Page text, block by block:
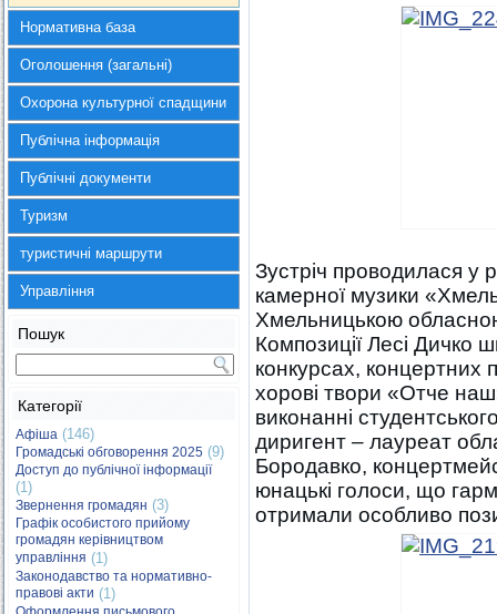
Нормативна база
Оголошення (загальні)
Охорона культурної спадщини
Публічна інформація
Публічні документи
Туризм
туристичні маршрути
Управління
Пошук
Категорії
Афіша (146)
Громадські обговорення 2025 (9)
Доступ до публічної інформації
(1)
Звернення громадян (3)
Графік особистого прийому
громадян керівництвом
управління (1)
Законодавство та нормативно-
правові акти (1)
Зустріч проводилася
камерної музики
Хмельницькою
Композиції Лесі Дичко
конкурсах, концертних
хорові твори «Отче
виконанні
диригент – лауреат
Бородавко,
юнацькі голоси, що
отримали особливо